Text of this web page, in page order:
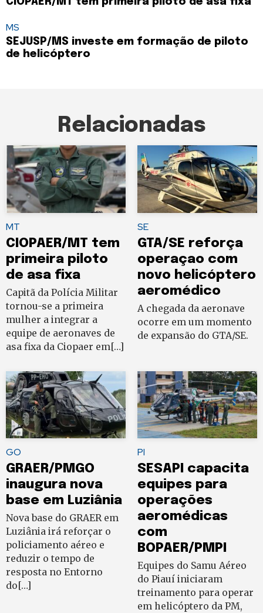
MS
SEJUSP/MS investe em formação de piloto
de helicóptero
Relacionadas
MT
CIOPAER/MT tem
primeira piloto
de asa fixa
Capitã da Polícia Militar
tornou-se a primeira
mulher a integrar a
equipe de aeronaves de
asa fixa da Ciopaer em[…]
SE
GTA/SE reforça
operaçao com
novo helicóptero
aeromédico
A chegada da aeronave
ocorre em um momento
de expansão do GTA/SE.
GO
GRAER/PMGO
inaugura nova
base em Luziânia
Nova base do GRAER em
Luziânia irá reforçar o
policiamento aéreo e
reduzir o tempo de
resposta no Entorno
do[…]
PI
SESAPI capacita
equipes para
operações
aeromédicas
com
BOPAER/PMPI
Equipes do Samu Aéreo
do Piauí iniciaram
treinamento para operar
em helicóptero da PM,